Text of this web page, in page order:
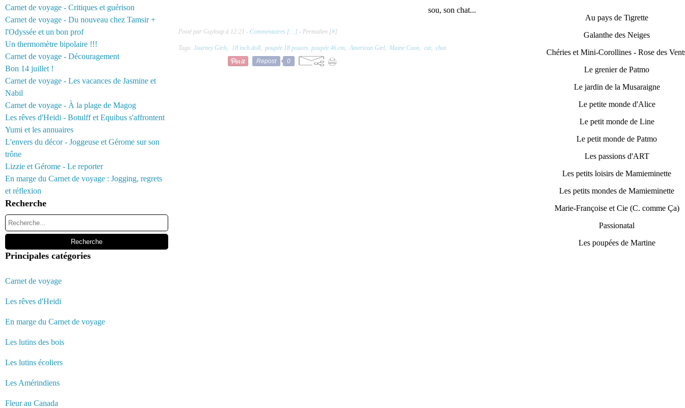
Carnet de voyage - Critiques et guérison
Carnet de voyage - Du nouveau chez Tamsir +
l'Odyssée et un bon prof
Un thermomètre bipolaire !!!
Carnet de voyage - Découragement
Bon 14 juillet !
Carnet de voyage - Les vacances de Jasmine et
Nabil
Carnet de voyage - À la plage de Magog
Les rêves d'Heidi - Botulff et Equibus s'affrontent
Yumi et les annuaires
L'envers du décor - Joggeuse et Gérome sur son
trône
Lizzie et Gérome - Le reporter
En marge du Carnet de voyage : Jogging, regrets
et réflexion
Recherche
Principales catégories
Carnet de voyage
Les rêves d'Heidi
En marge du Carnet de voyage
Les lutins des bois
Les lutins écoliers
Les Amérindiens
Fleur au Canada
sou, son chat...
Posté par Guyloup à 12:21 - Commentaires [… ] - Permalien [#]
Tags: Journey Girls, 18 inch doll, poupée 18 pouces. poupée 46 cm, American Girl, Maine Coon, cat, chat
Repost
0
Au pays de Tigrette
Galanthe des Neiges
Chéries et Mini-Corollines - Rose des
Le grenier de Patmo
Le jardin de la Musaraigne
Le petite monde d'Alice
Le petit monde de Line
Le petit monde de Patmo
Les passions d'ART
Les petits loisirs de Mamieminette
Les petits mondes de Mamieminette
Marie-Françoise et Cie (C. comme Ça)
Passionatal
Les poupées de Martine